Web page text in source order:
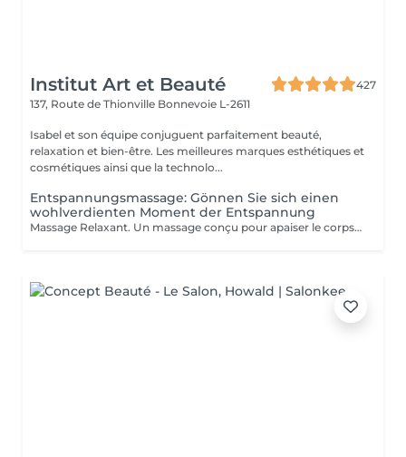
Institut Art et Beauté
427
137, Route de Thionville Bonnevoie L-2611
Isabel et son équipe conjuguent parfaitement beauté,
relaxation et bien-être. Les meilleures marques esthétiques et
cosmétiques ainsi que la technolo...
Entspannungsmassage: Gönnen Sie sich einen
wohlverdienten Moment der Entspannung
Massage Relaxant. Un massage conçu pour apaiser le corps et l'esprit, soulager les tensions et vous offrir un moment de pure détente pour homme et femme, Détente Musculaire : Les mouvements doux et enveloppants relâchent les tensions accumulées, offrant une sensation de légèreté et de bien-être physique. Revitalisation de l'Esprit : Un massage relaxant aide à clarifier les pensées et à retrouver une paix intérieure, indispensable pour affronter le quotidien avec sérénité. Réduction du Stress : Les massages relaxants permettent de diminuer les niveaux de stress en induisant une profonde relaxation et en équilibrant les émotions. Amélioration du Sommeil : En relaxant les muscles et en calmant l'esprit, ces massages favorisent un sommeil réparateur et de meilleure qualité. Praticiennes Qualifiées : Sont spécialisés dans les techniques de relaxation pour vous offrir une expérience relaxante. Ambiance Apaisante : Profitez d'un environnement calme idéal pour une évasion . Adapté à Tous : Que vous soyez un homme ou une femme, nos massages sont personnalisés pour répondre à vos besoins spécifiques. Accordez-vous un moment de paix et de détente car personne ne le mérite plus que vous.